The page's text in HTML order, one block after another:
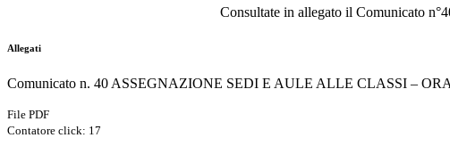
Consultate in allegato il Comunicato
Allegati
Comunicato n. 40 ASSEGNAZIONE SEDI E AULE ALLE CLASSI –
File PDF
Contatore click: 17